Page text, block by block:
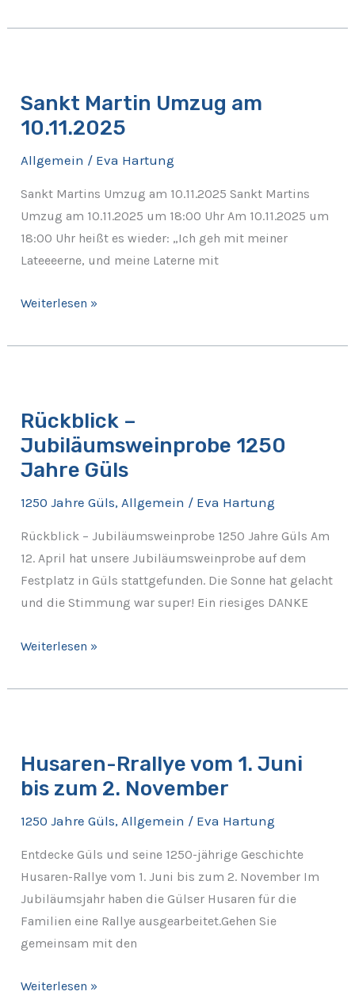
Sankt Martin Umzug am
10.11.2025
Allgemein / Eva Hartung
Sankt Martins Umzug am 10.11.2025 Sankt Martins
Umzug am 10.11.2025 um 18:00 Uhr Am 10.11.2025 um
18:00 Uhr heißt es wieder: „Ich geh mit meiner
Lateeeerne, und meine Laterne mit
Umzug
am
Weiterlesen »
Rückblick –
Jubiläumsweinprobe 1250
Jahre Güls
1250 Jahre Güls,Allgemein / Eva Hartung
Rückblick – Jubiläumsweinprobe 1250 Jahre Güls Am
12. April hat unsere Jubiläumsweinprobe auf dem
Festplatz in Güls stattgefunden. Die Sonne hat gelacht
und die Stimmung war super! Ein riesiges DANKE
Jubiläumsweinprobe
1250
Jahre
Weiterlesen »
Husaren-Rrallye vom 1. Juni
bis zum 2. November
1250 Jahre Güls, Allgemein / Eva Hartung
Entdecke Güls und seine 1250-jährige Geschichte
Husaren-Rallye vom 1. Juni bis zum 2. November Im
Jubiläumsjahr haben die Gülser Husaren für die
Familien eine Rallye ausgearbeitet.Gehen Sie
gemeinsam mit den
vom
1.
bis
zum
2.
November
Weiterlesen »